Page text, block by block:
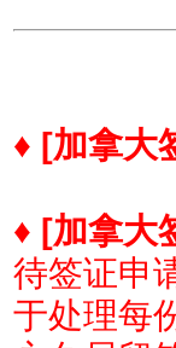
♦ [加拿大
♦ [加拿大
待签证申
于处理每